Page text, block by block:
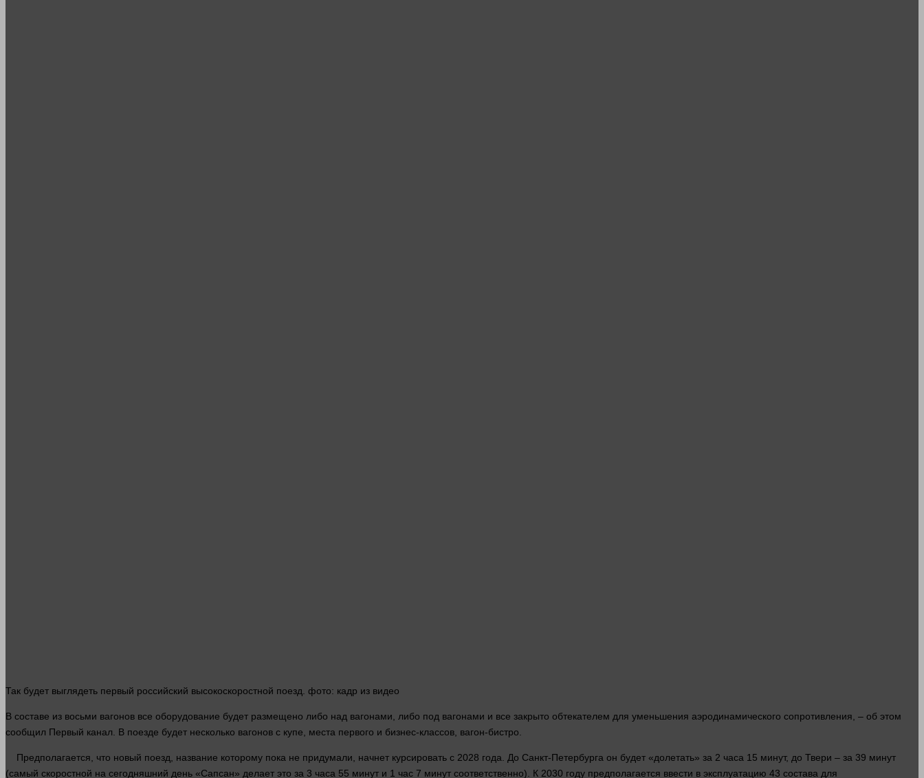
Так будет выглядеть первый российский высокоскоростной поезд. фото: кадр из видео
В составе из восьми вагонов все оборудование будет размещено либо над вагонами, либо под вагонами и все закрыто обтекателем для уменьшения аэродинамического сопротивления, – об этом
сообщил Первый канал . В поезде будет несколько вагонов с купе, места первого и бизнес-классов, вагон-бистро.
Предполагается, что новый поезд, название которому пока не придумали, начнет курсировать с 2028 года . До Санкт-Петербурга он будет «долетать» за 2 часа 15 минут, до Твери – за 39 минут
(самый скоростной на сегодняшний день «Сапсан» делает это за 3 часа 55 минут и 1 час 7 минут соответственно). К 2030 году предполагается ввести в эксплуатацию 43 состава для